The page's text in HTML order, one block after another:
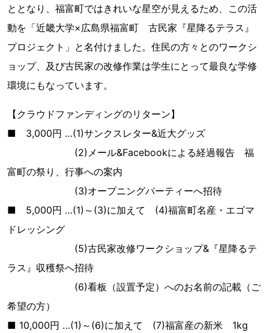
ととなり、福富町ではきれいな星空が見えるため、この活
動を「近畿大学×広島県福富町 古民家『星降るテラス』
プロジェクト」と名付けました。住民の方々とのワークシ
ョップ、及び古民家の改修作業は学生にとって最良な学修
環境にもなっています。
【クラウドファンディングのリターン】
■ 3,000円 …(1)サンクスレター&近大グッズ
(2)メール&Facebookによる経過報告 福
富町の祭り、行事への案内
(3)オープニングパーティーへ招待
■ 5,000円 …(1)～(3)に加えて (4)福富町名産・エゴマ
ドレッシング
(5)古民家改修ワークショップ&『星降るテ
ラス』収穫祭へ招待
(6)看板（設置予定）へのお名前の記載（ご
希望の方）
■ 10,000円 …(1)～(6)に加えて (7)福富産の新米 1kg